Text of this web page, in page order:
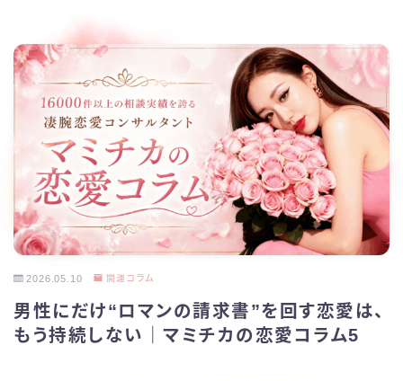
2026.05.10 開運コラム
男性にだけ“ロマンの請求書”を回す恋愛は、
もう持続しない｜マミチカの恋愛コラム5